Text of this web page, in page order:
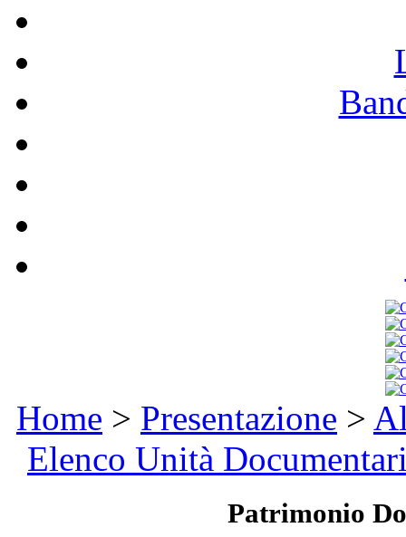
Home > Presentazione >
Elenco Unità
Patrimonio